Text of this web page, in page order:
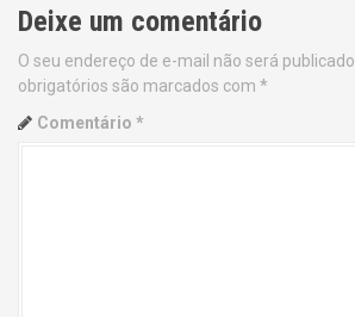
t
n
a
Deixe um comentário
O seu endereço de e-mail não será publicado.
obrigatórios são marcados com *
Comentário *